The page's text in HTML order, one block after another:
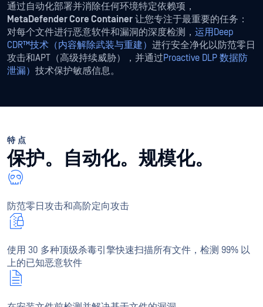
通过自动化部署并消除任何环境特定依赖项，
MetaDefender Core Container 让您专注于最重要的任务：
对每个文件进行恶意软件和漏洞的深度检测， 运用Deep
CDR™技术（内容解除武装与重建） 进行安全净化以防范零日
攻击和APT（高级持续威胁），并通过Proactive DLP 数据防
泄漏） 技术保护敏感信息。
特点
保护。自动化。规模化。
防范零日攻击和高阶定向攻击
使用 30 多种顶级杀毒引擎快速扫描所有文件，检测 99% 以
上的已知恶意软件